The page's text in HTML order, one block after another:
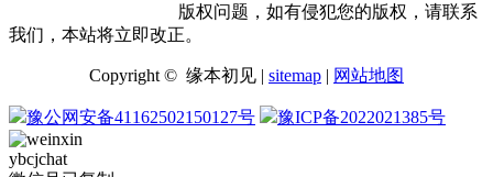
版权问题，如有侵犯您的版权，请联系
我们，本站将立即改正。
Copyright © 缘本初见 | sitemap | 网站地图
豫公网安备41162502150127号 豫ICP备2022021385号
ybcjchat